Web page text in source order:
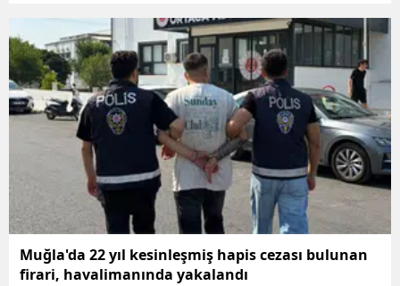
Muğla'da 22 yıl kesinleşmiş hapis cezası bulunan
firari, havalimanında yakalandı